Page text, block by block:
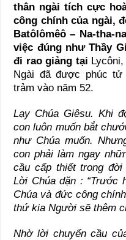
thân ngài tích cực
công chính của ngài,
Batôlômêô – Na-tha-
việc đúng như Thầy
đi rao giảng tại
Ngài đã được phúc
trảm vào năm 52.
Lạy Chúa Giêsu. Khi
con luôn muốn bắt
như Chúa muốn.
con phải làm ngay
cầu cấp thiết trong
Lời Chúa dặn : “Trước
Chúa và đức công
thứ kia Người sẽ thêm
Nhờ lời chuyển cầu